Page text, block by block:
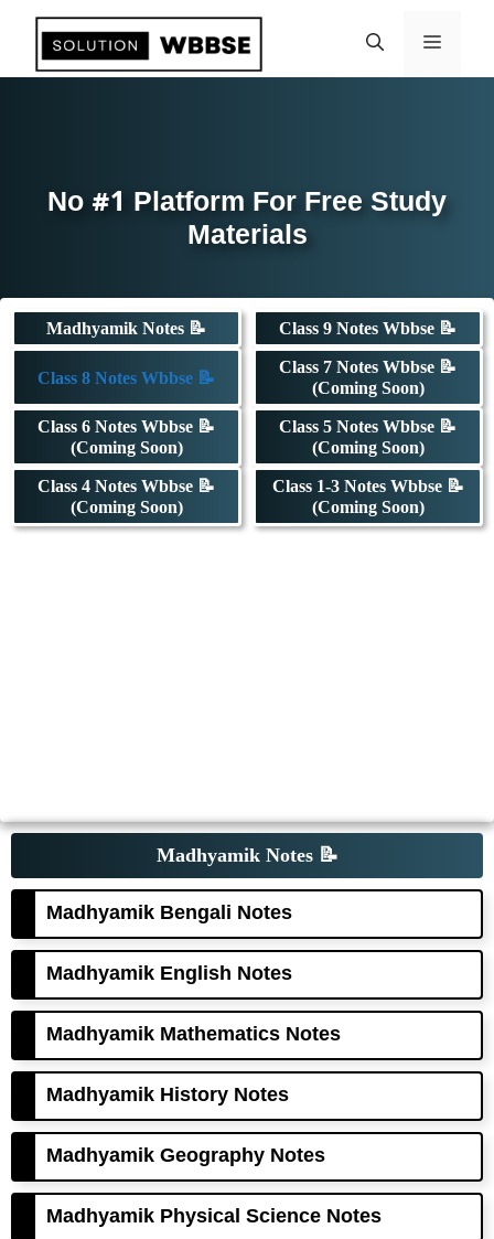
এড়িেয়
লেখায়
মেনু
No #1 Platform For Free Study
Materials
Madhyamik Notes 📝 Class 9 Notes Wbbse 📝
Class 8 Notes Wbbse 📝
Class 7 Notes Wbbse 📝
(Coming Soon)
Class 6 Notes Wbbse 📝
(Coming Soon)
Class 5 Notes Wbbse 📝
(Coming Soon)
Class 4 Notes Wbbse 📝
(Coming Soon)
Class 1-3 NotesWbbse 📝
(Coming Soon)
Madhyamik Notes📝
Madhyamik Bengali Notes
Madhyamik English Notes
Madhyamik Mathematics Notes
Madhyamik History Notes
Madhyamik Geography Notes
Madhyamik Physical Science Notes